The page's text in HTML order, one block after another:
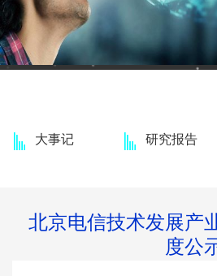
大事记 研究报告
北京电信技术发展产
度公